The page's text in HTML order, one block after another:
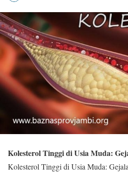
Kolesterol Tinggi di Usia Muda:
Kolesterol Tinggi di Usia Muda: